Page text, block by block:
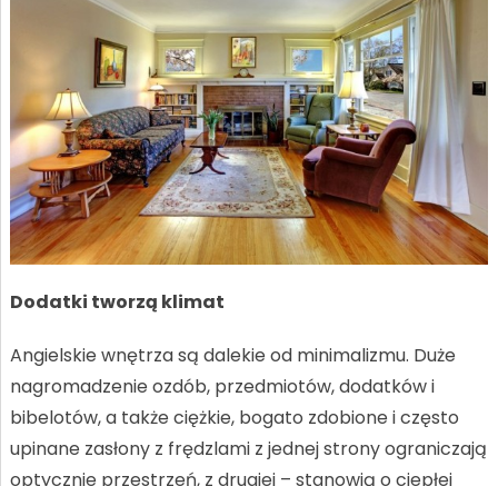
Dodatki tworzą klimat
Angielskie wnętrza są dalekie od minimalizmu. Duże
nagromadzenie ozdób, przedmiotów, dodatków i
bibelotów, a także ciężkie, bogato zdobione i często
upinane zasłony z frędzlami z jednej strony ograniczają
optycznie przestrzeń, z drugiej – stanowią o ciepłej